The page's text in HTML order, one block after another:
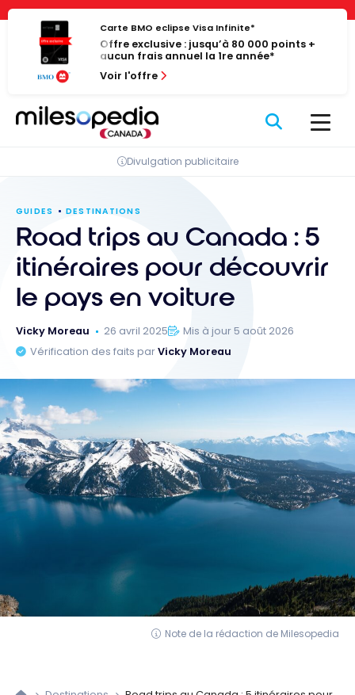
Panneau de gestion des cookies
Passer
contenu
Carte BMO eclipse Visa Infinite*
Offre exclusive : jusqu’à 80 000 points +
aucun frais annuel la 1re année*
Voir l'offre
Divulgation publicitaire
GUIDES DESTINATIONS
Road trips au Canada : 5
itinéraires pour découvrir
le pays en voiture
Vicky Moreau 26 avril 2025
Mis à jour 5 août 2026
Vérification des faits parVicky Moreau
Note de la rédaction de Milesopedia